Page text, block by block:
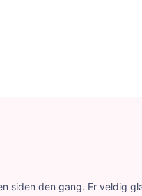
siden den gang. Er veldig